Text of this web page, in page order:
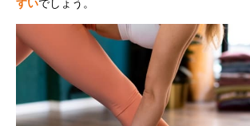
すいでしょう。